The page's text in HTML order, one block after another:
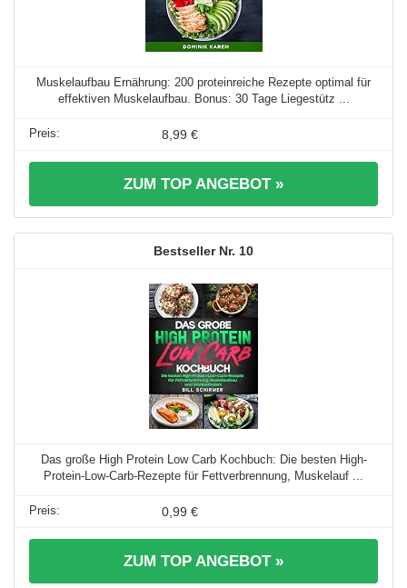
Muskelaufbau Ernährung: 200 proteinreiche Rezepte optimal für
effektiven Muskelaufbau. Bonus: 30 Tage Liegestütz ...
8,99 €
ZUM TOP ANGEBOT »
10
Das große High Protein Low Carb Kochbuch: Die besten High-
Protein-Low-Carb-Rezepte für Fettverbrennung, Muskelauf ...
0,99 €
ZUM TOP ANGEBOT »